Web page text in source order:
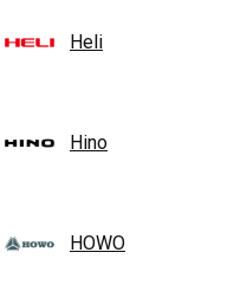
Heli
Hino
HOWO